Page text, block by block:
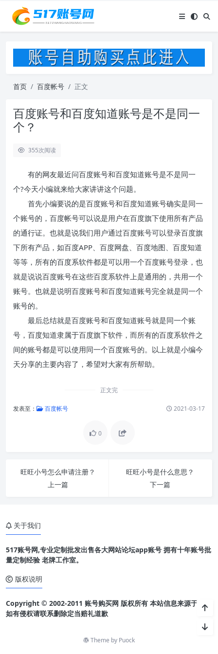
首页 百度帐号 正文
百度账号和百度知道账号是不是同一
个？
355次阅读
有的网友最近问百度账号和百度知道账号是不是同一
个?今天小编就来给大家讲讲这个问题。
首先小编要说的是百度账号和百度知道账号确实是同一
个账号的，百度帐号可以说是用户在百度旗下使用所有产品
的通行证。也就是说我们用户通过百度账号可以登录百度旗
下所有产品，如百度APP、百度网盘、百度地图、百度知道
等等，所有的百度系软件都是可以用一个百度账号登录，也
就是说说百度账号在这些百度系软件上是通用的，共用一个
账号。也就是说明百度账号和百度知道账号完全就是同一个
账号的。
最后总结就是百度账号和百度知道账号就是同一个账
号，百度知道隶属于百度旗下软件，而所有的百度系软件之
间的账号都是可以使用同一个百度账号的。以上就是小编今
天分享的主要内容了，希望对大家有所帮助。
正文完
发表至： 百度帐号 2021-03-17
0
旺旺小号怎么申请注册？
上一篇
旺旺小号是什么意思？
下一篇
关于我们
517账号网,专业定制批发出售各大网站论坛app账号 拥有十年账号批
量定制经验 老牌工作室。
版权说明
Copyright © 2002-2011 账号购买网 版权所有 本站信息来源于网络
如有侵权请联系删除定当赔礼道歉
Theme by Puock